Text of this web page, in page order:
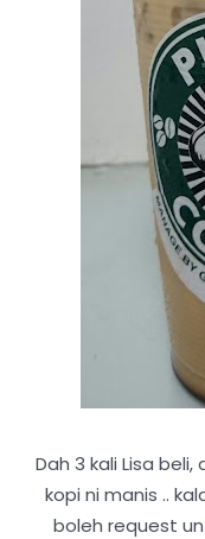
Dah 3 kali Lisa
kopi ni manis ..
boleh request